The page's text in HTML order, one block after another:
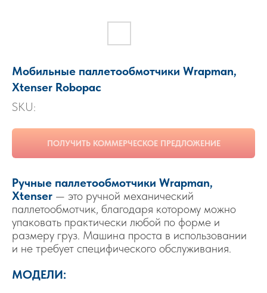
Мобильные паллетообмотчики Wrapman,
Xtenser Robopac
SKU:
ПОЛУЧИТЬ КОММЕРЧЕСКОЕ ПРЕДЛОЖЕНИЕ
Ручные паллетообмотчики Wrapman,
Xtenser — это ручной механический
паллетообмотчик, благодаря которому можно
упаковать практически любой по форме и
размеру груз. Машина проста в использовании
и не требует специфического обслуживания.
МОДЕЛИ: